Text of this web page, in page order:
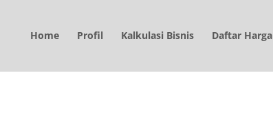
Home Profil Kalkulasi Bisnis Daftar Harga